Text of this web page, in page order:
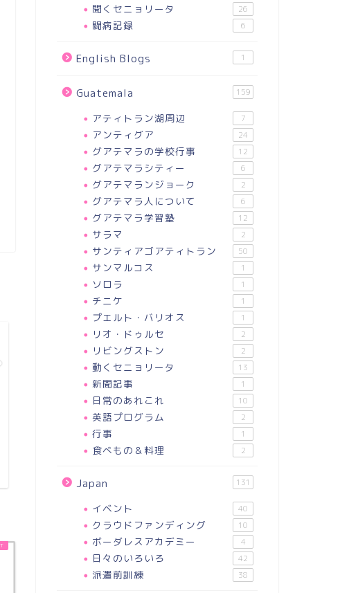
なぜ私は、雨が好きなのか考え
聞くセニョリータ 26
闘病記録 6
English Blogs 1
Guatemala 159
アティトラン湖周辺 7
アンティグア 24
グアテマラの学校行事 12
グアテマラシティー 6
グアテマランジョーク 2
グアテマラ人について 6
グアテマラ学習塾 12
サラマ 2
サンティアゴアティトラン 50
サンマルコス 1
ソロラ 1
チニケ 1
プエルト・バリオス 1
リオ・ドゥルセ 2
リビングストン 2
動くセニョリータ 13
新聞記事 1
日常のあれこれ 10
英語プログラム 2
行事 1
食べもの＆料理 2
Japan 131
イベント 40
クラウドファンディング 10
ボーダレスアカデミー 4
日々のいろいろ 42
派遣前訓練 38